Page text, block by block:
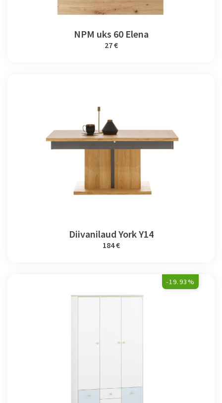
NPM uks 60 Elena
27 €
Diivanilaud York Y14
184 €
-19.93%